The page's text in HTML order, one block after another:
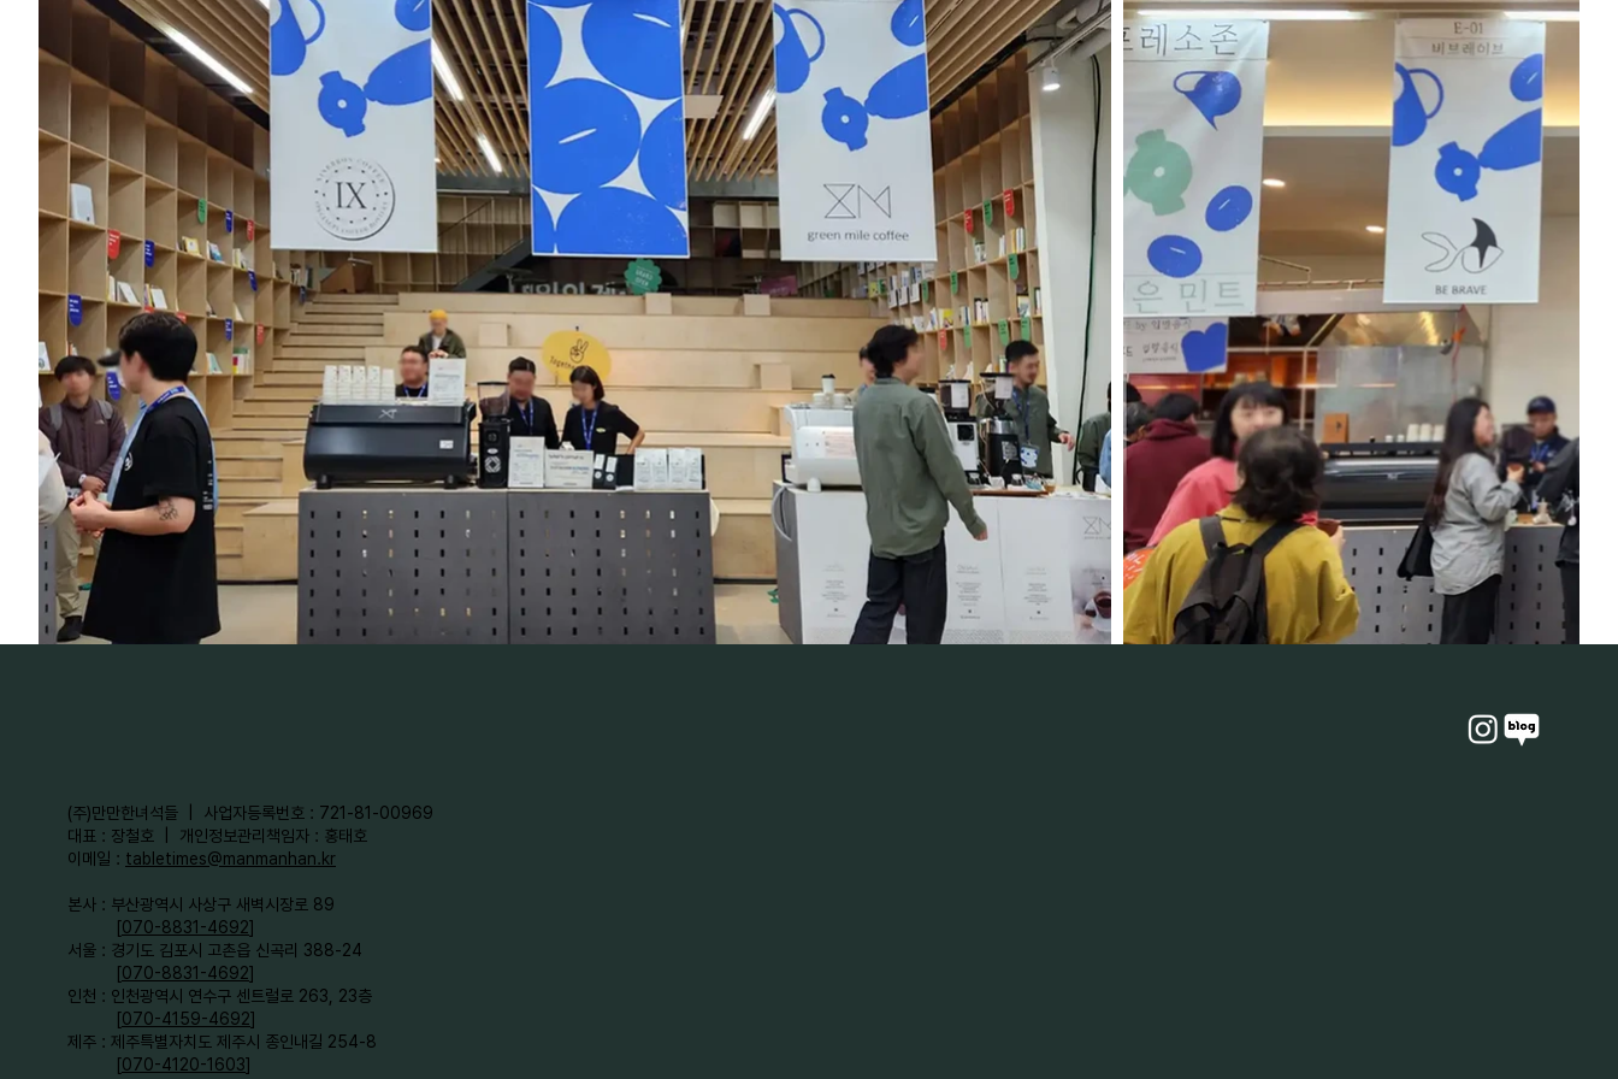
​(주)만만한녀석들 | 사업자등록번호 : 721-81-00969
대표 : 장철호 | 개인정보관리책임자 : 홍태호
이메일 : tabletimes@manmanhan.kr
본사 : 부산광역시 사상구 새벽시장로 89
[070-8831-4692]
서울 : 경기도 김포시 고촌읍 신곡리 388-24
[070-8831-4692]
인천 : 인천광역시 연수구 센트럴로 263, 23층
[070-4159-4692]​
제주 : 제주특별자치도 제주시 종인내길 254-8
[070-4120-1603]